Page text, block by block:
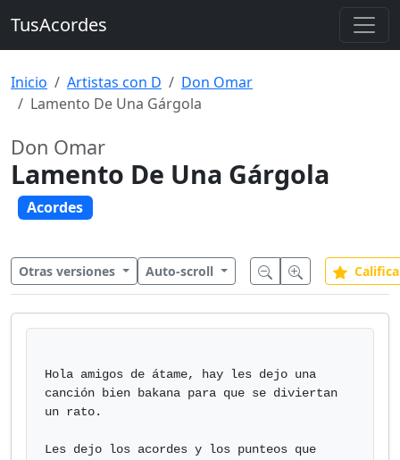
TusAcordes
Inicio Artistas con D
Don Omar
Lamento De Una Gárgola
Don Omar
Lamento De Una Gárgola
Acordes
Otras versiones Auto-scroll
Hola amigos de átame, hay les dejo una
canción bien bakana para que se diviertan
un rato.
Les dejo los acordes y los punteos que